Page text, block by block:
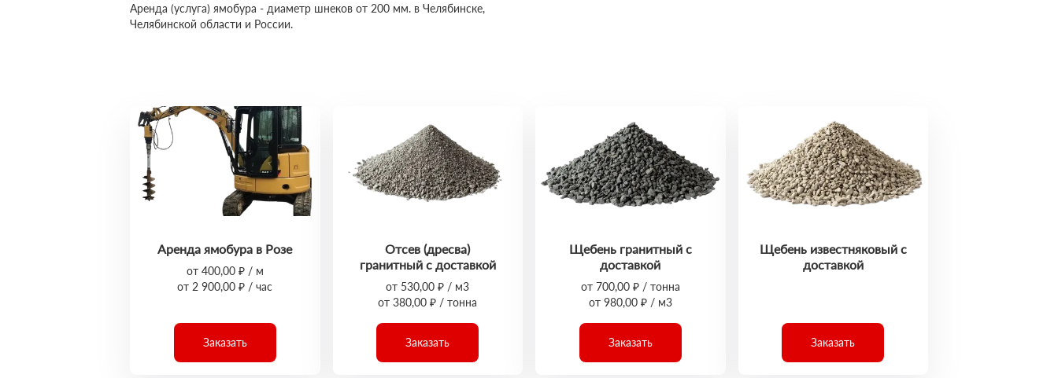
Аренда (услуга) ямобура - диаметр шнеков от 200 мм. в Челябинске,
Челябинской области и России.
Аренда ямобура в Розе
от 400,00 ₽ / м
от 2 900,00 ₽ / час
Заказать
Отсев (дресва)
гранитный с доставкой
от 530,00 ₽ / м3
от 380,00 ₽ / тонна
Заказать
Щебень гранитный с
доставкой
от 700,00 ₽ / тонна
от 980,00 ₽ / м3
Заказать
Щебень известняковый с
доставкой
Заказать